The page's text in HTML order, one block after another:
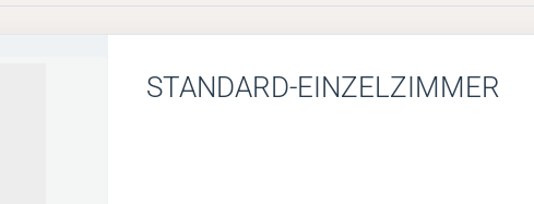
STANDARD-EINZELZIMMER